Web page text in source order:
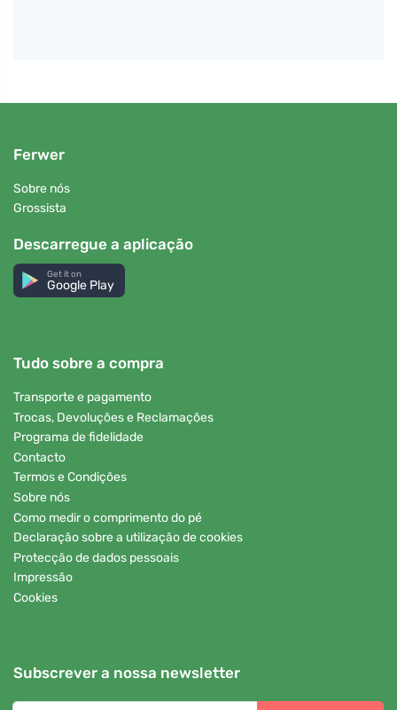
Ferwer
Sobre nós
Grossista
Descarregue a aplicação
Get it on
Google Play
Tudo sobre a compra
Transporte e pagamento
Trocas, Devoluções e Reclamações
Programa de fidelidade
Contacto
Termos e Condições
Sobre nós
Como medir o comprimento do pé
Declaração sobre a utilização de cookies
Protecção de dados pessoais
Impressão
Cookies
Subscrever a nossa newsletter